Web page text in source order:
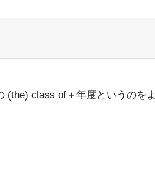
(the) class of＋年度というのをよ